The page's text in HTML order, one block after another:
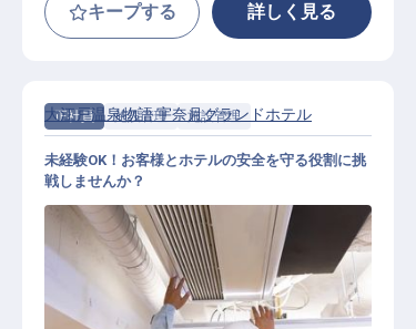
キープする 詳しく見る
正社員 施設管理 施設管理
大江戸温泉物語 宇奈月グランドホテル
未経験OK！お客様とホテルの安全を守る役割に挑
戦しませんか？